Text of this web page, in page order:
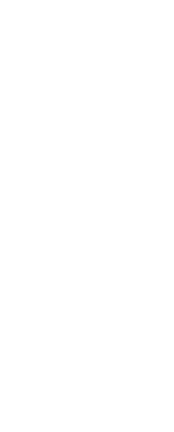
прочность и
что делает
4
комфортную и
подходит
где
качество,
делает её
и уютного